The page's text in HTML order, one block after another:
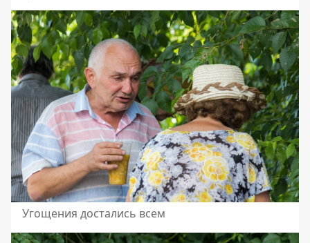
Угощения достались всем